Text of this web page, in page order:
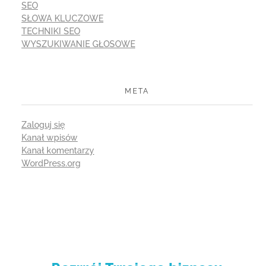
SEO
SŁOWA KLUCZOWE
TECHNIKI SEO
WYSZUKIWANIE GŁOSOWE
META
Zaloguj się
Kanał wpisów
Kanał komentarzy
WordPress.org